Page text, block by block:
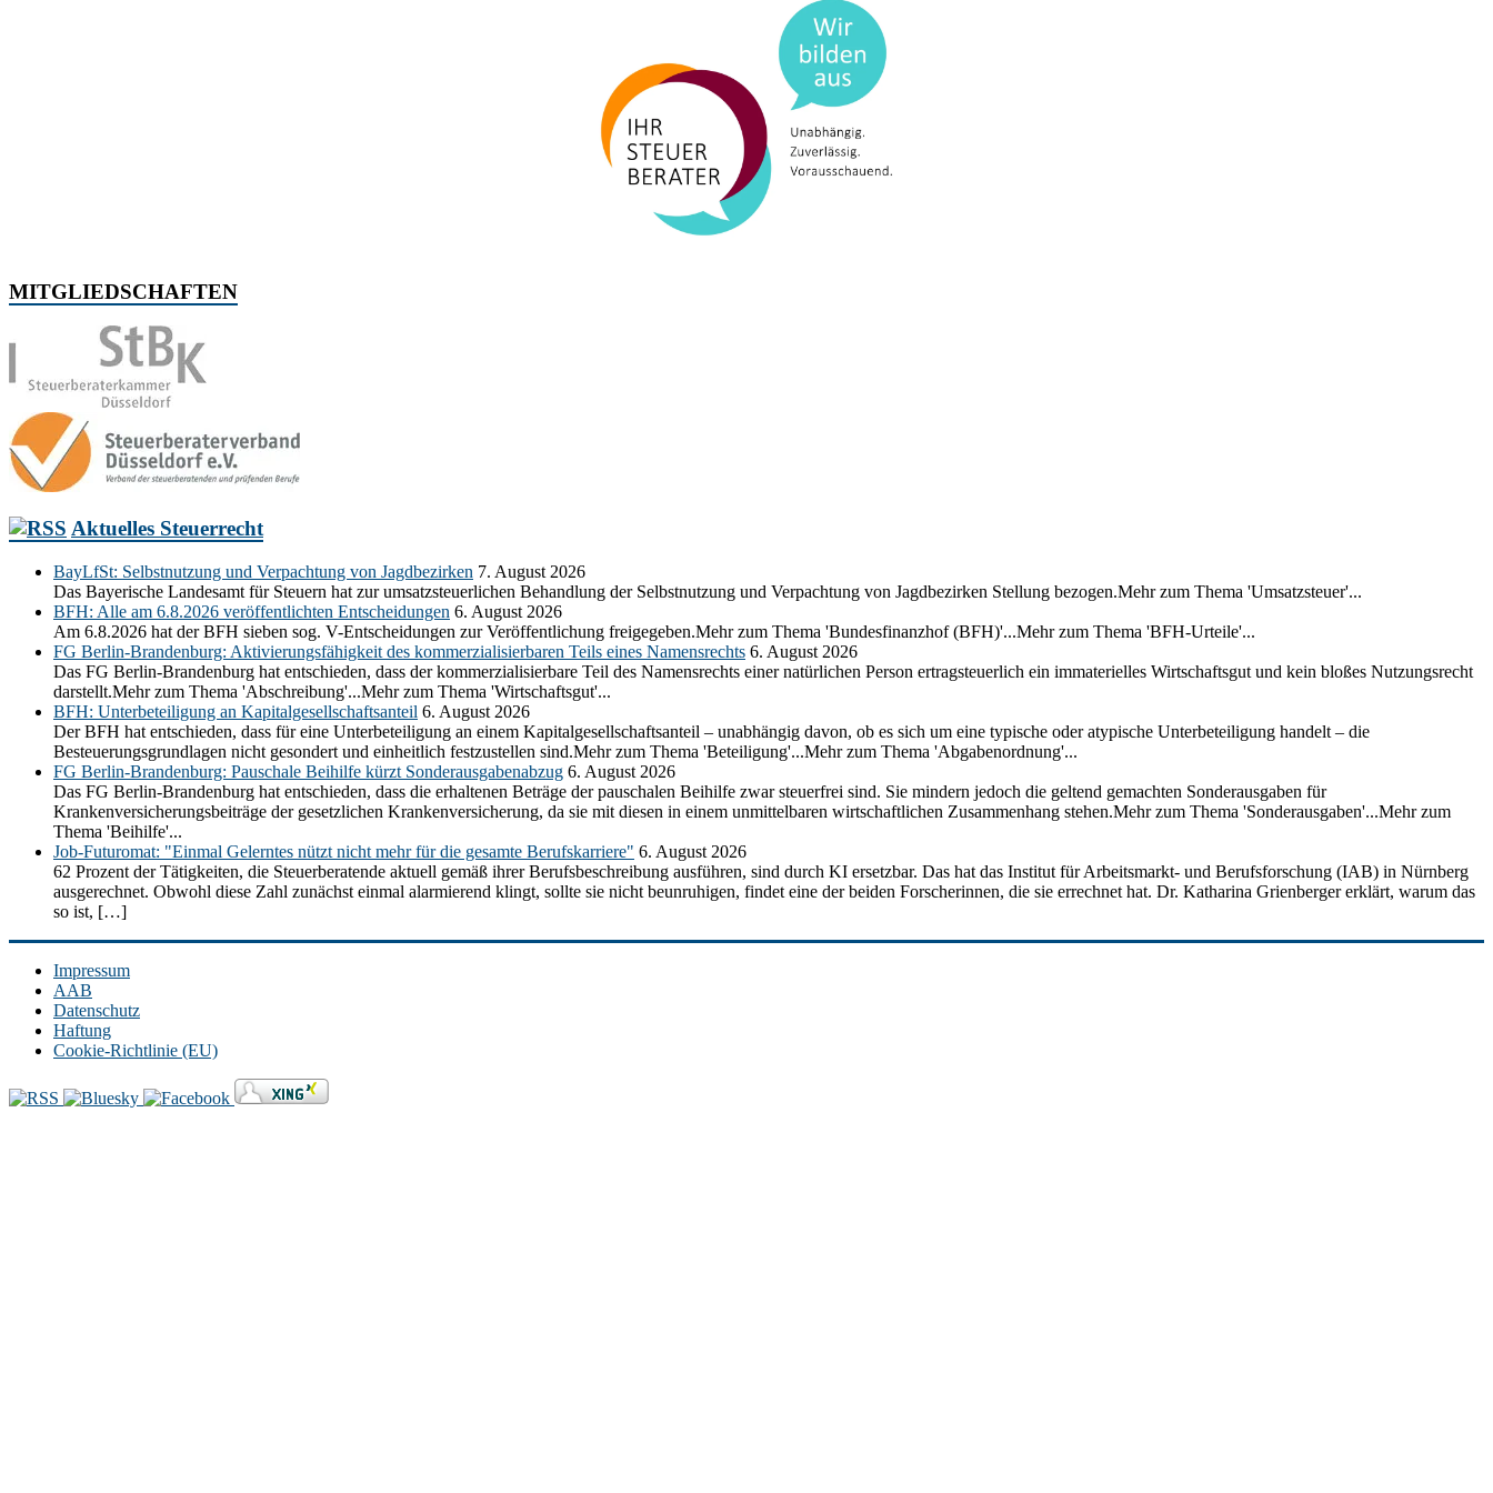
MITGLIEDSCHAFTEN
Aktuelles Steuerrecht
BayLfSt: Selbstnutzung und Verpachtung von Jagdbezirken 7. August 2026
Das Bayerische Landesamt für Steuern hat zur umsatzsteuerlichen Behandlung der Selbstnutzung und Verpachtung von Jagdbezirken Stellung bezogen.Mehr zum Thema 'Umsatzsteuer'...
BFH: Alle am 6.8.2026 veröffentlichten Entscheidungen 6. August 2026
Am 6.8.2026 hat der BFH sieben sog. V-Entscheidungen zur Veröffentlichung freigegeben.Mehr zum Thema 'Bundesfinanzhof (BFH)'...Mehr zum Thema 'BFH-Urteile'...
FG Berlin-Brandenburg: Aktivierungsfähigkeit des kommerzialisierbaren Teils eines Namensrechts 6. August 2026
Das FG Berlin-Brandenburg hat entschieden, dass der kommerzialisierbare Teil des Namensrechts einer natürlichen Person ertragsteuerlich ein immaterielles Wirtschaftsgut und kein bloßes Nutzungsrecht
darstellt.Mehr zum Thema 'Abschreibung'...Mehr zum Thema 'Wirtschaftsgut'...
BFH: Unterbeteiligung an Kapitalgesellschaftsanteil 6. August 2026
Der BFH hat entschieden, dass für eine Unterbeteiligung an einem Kapitalgesellschaftsanteil – unabhängig davon, ob es sich um eine typische oder atypische Unterbeteiligung handelt – die
Besteuerungsgrundlagen nicht gesondert und einheitlich festzustellen sind.Mehr zum Thema 'Beteiligung'...Mehr zum Thema 'Abgabenordnung'...
FG Berlin-Brandenburg: Pauschale Beihilfe kürzt Sonderausgabenabzug 6. August 2026
Das FG Berlin-Brandenburg hat entschieden, dass die erhaltenen Beträge der pauschalen Beihilfe zwar steuerfrei sind. Sie mindern jedoch die geltend gemachten Sonderausgaben für
Krankenversicherungsbeiträge der gesetzlichen Krankenversicherung, da sie mit diesen in einem unmittelbaren wirtschaftlichen Zusammenhang stehen.Mehr zum Thema 'Sonderausgaben'...Mehr zum
Thema 'Beihilfe'...
Job-Futuromat: "Einmal Gelerntes nützt nicht mehr für die gesamte Berufskarriere" 6. August 2026
62 Prozent der Tätigkeiten, die Steuerberatende aktuell gemäß ihrer Berufsbeschreibung ausführen, sind durch KI ersetzbar. Das hat das Institut für Arbeitsmarkt- und Berufsforschung (IAB) in Nürnberg
ausgerechnet. Obwohl diese Zahl zunächst einmal alarmierend klingt, sollte sie nicht beunruhigen, findet eine der beiden Forscherinnen, die sie errechnet hat. Dr. Katharina Grienberger erklärt, warum das
so ist, […]
Impressum
AAB
Datenschutz
Haftung
Cookie-Richtlinie (EU)